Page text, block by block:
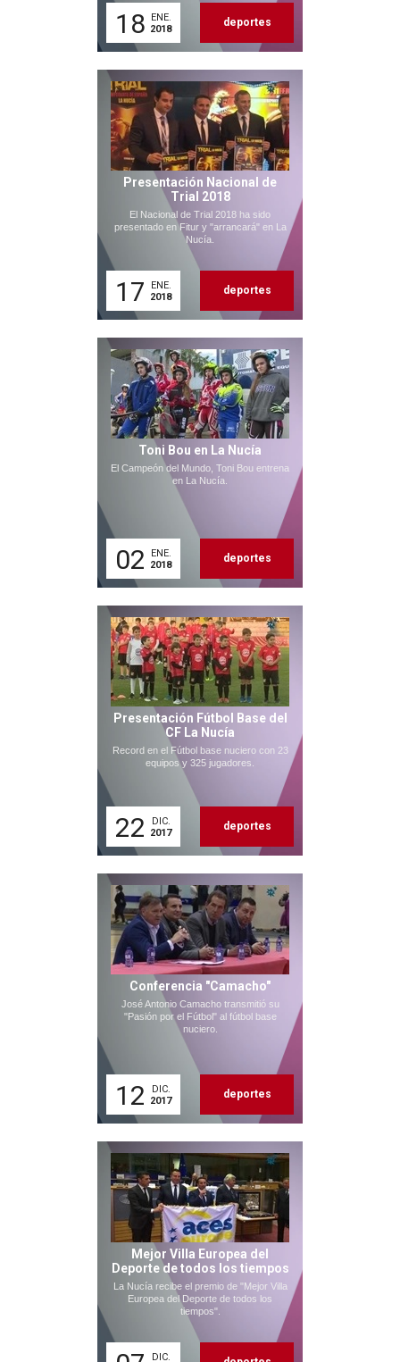
18
ENE.
2018
deportes
Presentación Nacional de
Trial 2018
El Nacional de Trial 2018 ha sido
presentado en Fitur y "arrancará" en La
Nucía.
17
ENE.
2018
deportes
Toni Bou en La Nucía
El Campeón del Mundo, Toni Bou entrena
en La Nucía.
02
ENE.
2018
deportes
Presentación Fútbol Base del
CF La Nucía
Record en el Fútbol base nuciero con 23
equipos y 325 jugadores.
22
DIC.
2017
deportes
Conferencia "Camacho"
José Antonio Camacho transmitió su
"Pasión por el Fútbol" al fútbol base
nuciero.
12
DIC.
2017
deportes
Mejor Villa Europea del
Deporte de todos los tiempos
La Nucía recibe el premio de "Mejor Villa
Europea del Deporte de todos los
tiempos".
DIC.